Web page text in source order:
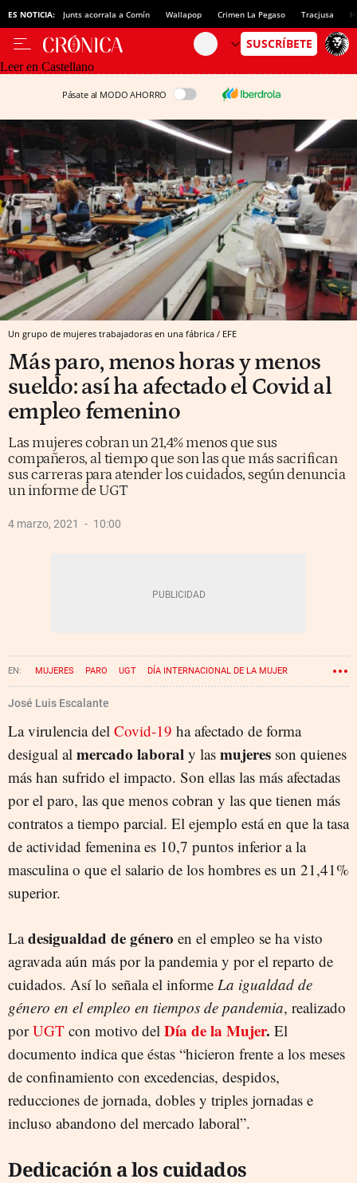
ES NOTICIA: Junts acorrala a Comín Wallapop Crimen La Pegaso Tracjusa
Leer en Castellano
Pásate al MODO AHORRO
Un grupo de mujeres trabajadoras en una fábrica / EFE
Más paro, menos horas y menos
sueldo: así ha afectado el Covid al
empleo femenino
Las mujeres cobran un 21,4% menos que sus
compañeros, al tiempo que son las que más sacrifican
sus carreras para atender los cuidados, según denuncia
un informe de UGT
4 marzo, 2021 10:00
MUJERES PARO UGT DÍA INTERNACIONAL DE LA MUJER
José Luis Escalante
La virulencia del Covid-19 ha afectado de forma
desigual al mercado laboral y las mujeres son quienes
más han sufrido el impacto. Son ellas las más afectadas
por el paro, las que menos cobran y las que tienen más
contratos a tiempo parcial. El ejemplo está en que la tasa
de actividad femenina es 10,7 puntos inferior a la
masculina o que el salario de los hombres es un 21,41%
superior.
Ladesigualdad de género en el empleo se ha visto
agravada aún más por la pandemia y por el reparto de
cuidados. Así lo señala el informe La igualdad de
género en el empleo en tiempos de pandemia, realizado
porUGT con motivo del Día de la Mujer. El
documento indica que éstas “hicieron frente a los meses
de confinamiento con excedencias, despidos,
reducciones de jornada, dobles y triples jornadas e
incluso abandono del mercado laboral”.
Dedicación a los cuidados